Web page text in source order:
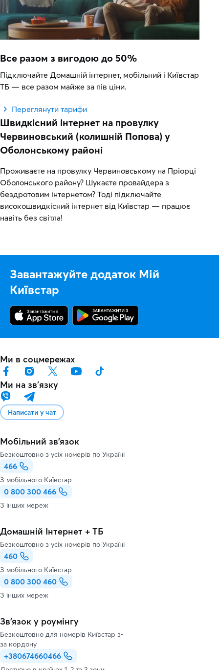
Все разом з вигодою до 50%
Підключайте Домашній інтернет, мобільний і Київстар
ТБ — все разом майже за пів ціни.
Переглянути тарифи
Швидкісний інтернет на провулку
Червиновський (колишній Попова) у
Оболонському районі
Проживаєте на провулку Червиновському на Пріорці
Оболонського району? Шукаєте провайдера з
бездротовим інтернетом? Тоді підключайте
високошвидкісний інтернет від Київстар — працює
навіть без світла!
Завантажуйте додаток Мій
Київстар
Ми в соцмережах
Ми на звʼязку
Написати у чат
Мобільний зв'язок
Безкоштовно з усіх номерів по Україні
466
З мобільного Київстар
0 800 300 466
З інших мереж
Домашній Інтернет + ТБ
Безкоштовно з усіх номерів по Україні
460
З мобільного Київстар
0 800 300 460
З інших мереж
Зв’язок у роумінгу
Безкоштовно для номерів Київстар з-
за кордону
+380674660466